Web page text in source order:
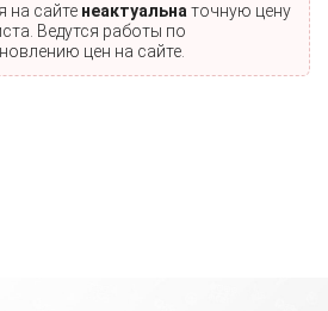
на сайте неактуальна точную цену
Ведутся работы по
цен на сайте.